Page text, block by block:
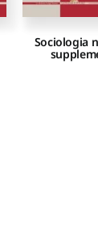
Sociologia